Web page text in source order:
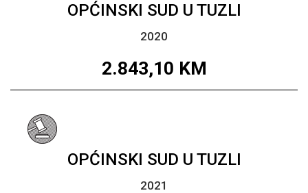
OPĆINSKI SUD U TUZLI
2020
2.843,10 KM
OPĆINSKI SUD U TUZLI
2021